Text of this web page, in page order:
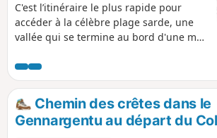
C'est l’itinéraire le plus rapide pour
accéder à la célèbre plage sarde, une
vallée qui se termine au bord d'une mer
Chemin des crêtes dans le
Gennargentu au départ du